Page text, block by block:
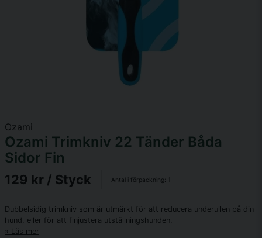
Ozami
Ozami Trimkniv 22 Tänder Båda
Sidor Fin
129 kr / Styck Antal i förpackning: 1
Dubbelsidig trimkniv som är utmärkt för att reducera underullen på din
hund, eller för att finjustera utställningshunden.
Läs mer